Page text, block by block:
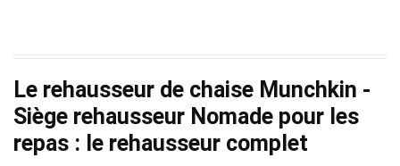
Le rehausseur de chaise Munchkin -
Siège rehausseur Nomade pour les
repas : le rehausseur complet